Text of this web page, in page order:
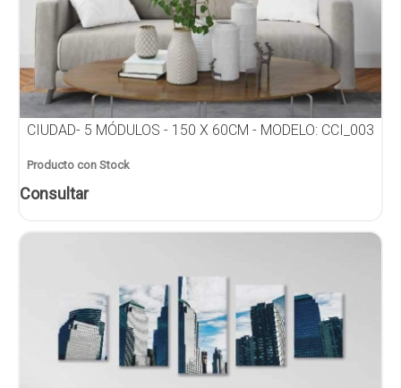
CIUDAD- 5 MÓDULOS - 150 X 60CM - MODELO: CCI_003
Producto con Stock
Consultar